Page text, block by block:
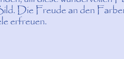
Die Freude an den
erfreuen.